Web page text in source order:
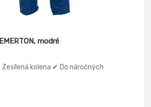
modré
kolena ✔ Do náročných